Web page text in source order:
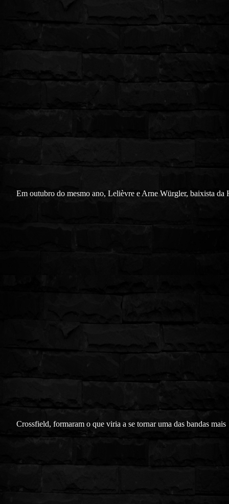
Em outubro do mesmo ano, Lelièvre e Arne Würgler, baixista da
Crossfield, formaram o que viria a se tornar uma das bandas mais